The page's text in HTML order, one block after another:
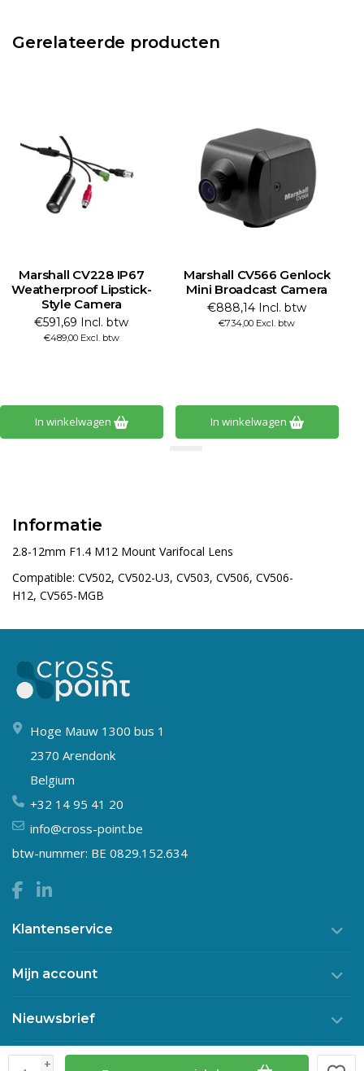
+
Gerelateerde producten
Marshall CV228 IP67
Weatherproof Lipstick-
Style Camera
€591,69 Incl. btw
€489,00 Excl. btw
In winkelwagen
Marshall CV566 Genlock
Mini Broadcast Camera
€888,14 Incl. btw
€734,00 Excl. btw
In winkelwagen
Informatie
2.8-12mm F1.4 M12 Mount Varifocal Lens
Compatible: CV502, CV502-U3, CV503, CV506, CV506-
H12, CV565-MGB
Hoge Mauw 1300 bus 1
2370 Arendonk
Belgium
+32 14 95 41 20
info@cross-point.be
btw-nummer: BE 0829.152.634
Klantenservice
Mijn account
Nieuwsbrief